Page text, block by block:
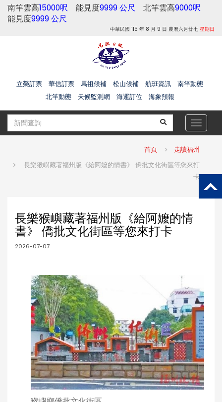
南竿雲高15000呎 能見度9999 公尺 北竿雲高9000呎
能見度9999 公尺
中華民國 115 年 8 月 9 日 農曆六月廿七 星期日
立榮訂票 華信訂票 馬祖候補 松山候補 航班資訊
南竿動態
北竿動態
天候監測網 海運訂位 海象預報
Toggle
首頁 走讀福州
長樂猴嶼藏著福州版《給阿嬤的情書》 僑批文化街區等您來打
卡
長樂猴嶼藏著福州版《給阿嬤的情
書》 僑批文化街區等您來打卡
2026-07-07